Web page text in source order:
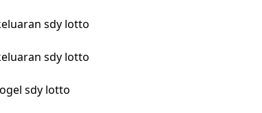
sdy lotto
sdy lotto
sdy lotto